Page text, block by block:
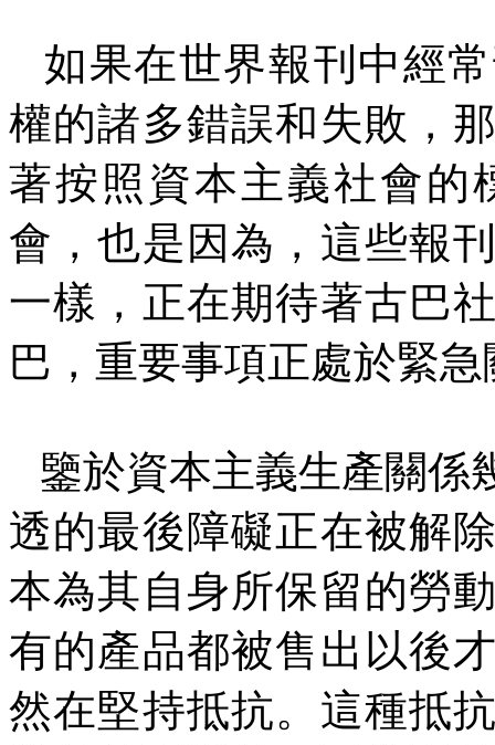
如果在世界報刊中經
權的諸多錯誤和失敗，
著按照資本主義社會的
會，也是因為，這些報
一樣，正在期待著古巴
巴，重要事項正處於緊
鑒於資本主義生產關係
透的最後障礙正在被解
本為其自身所保留的勞
有的產品都被售出以後
然在堅持抵抗。這種抵